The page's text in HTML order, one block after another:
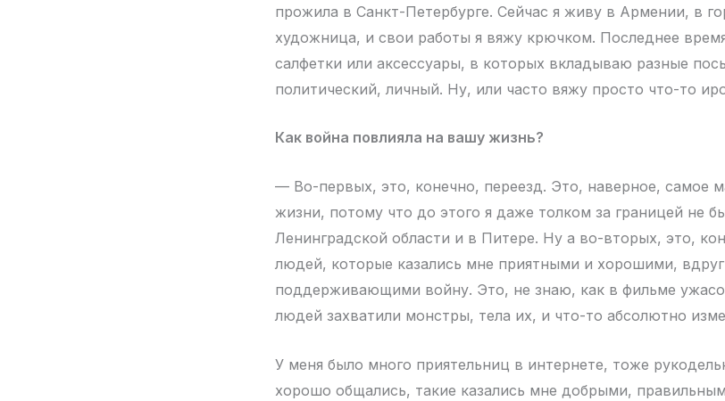
прожила в Санкт-Петербурге. Сейчас я живу в Армении, в
художница, и свои работы я вяжу крючком. Последнее
салфетки или аксессуары, в которых вкладываю разные
политический, личный. Ну, или часто вяжу просто что-то
Как война повлияла на вашу жизнь?
— Во-первых, это, конечно, переезд. Это, наверное, самое
жизни, потому что до этого я даже толком за границей не
Ленинградской области и в Питере. Ну а во-вторых, это,
людей, которые казались мне приятными и хорошими,
поддерживающими войну. Это, не знаю, как в фильме
людей захватили монстры, тела их, и что-то абсолютно
У меня было много приятельниц в интернете, тоже
хорошо общались, такие казались мне добрыми,